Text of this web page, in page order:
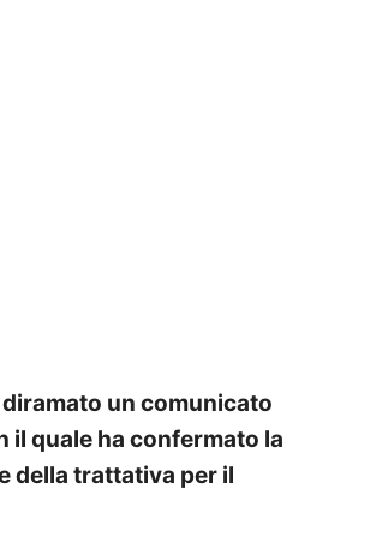
diramato un comunicato
il quale ha confermato la
della trattativa per il